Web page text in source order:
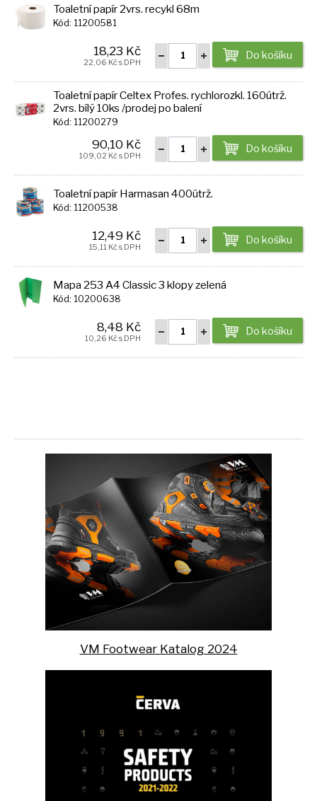
Toaletní papír 2vrs. recykl 68m
Kód: 11200581
Do košíku
18,23 Kč
22,06 Kč s DPH
Toaletní papír Celtex Profes. rychlorozkl. 160útrž.
2vrs. bílý 10ks /prodej po balení
Kód: 11200279
Do košíku
90,10 Kč
109,02 Kč s DPH
Toaletní papír Harmasan 400útrž.
Kód: 11200538
Do košíku
12,49 Kč
15,11 Kč s DPH
Mapa 253 A4 Classic 3 klopy zelená
Kód: 10200638
Do košíku
8,48 Kč
10,26 Kč s DPH
VM Footwear Katalog 2024